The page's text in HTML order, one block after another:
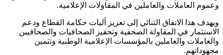
وعموم العاملات والعاملين في المقاولات الإعلامية.
ويهدف هذا الاتفاق الثنائي إلى تعزيز آليات حكامة القطاع ودعم
الاستثمار في المقاولة الصحفية وتحفيز الصحافيات والصحافيين
والعاملات والعاملين بالمؤسسات الإعلامية الوطنية وتثمين
مجهوداتهم.